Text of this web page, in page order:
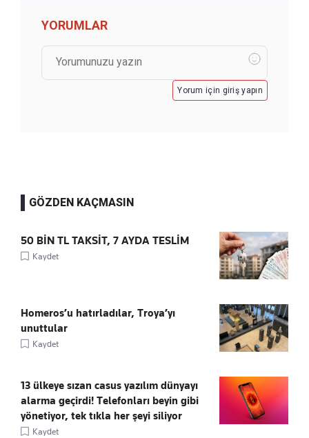
YORUMLAR
Yorum için giriş yapın
GÖZDEN KAÇMASIN
50 BİN TL TAKSİT, 7 AYDA TESLİM
Kaydet
Homeros’u hatırladılar, Troya’yı
unuttular
Kaydet
13 ülkeye sızan casus yazılım dünyayı
alarma geçirdi! Telefonları beyin gibi
yönetiyor, tek tıkla her şeyi siliyor
Kaydet